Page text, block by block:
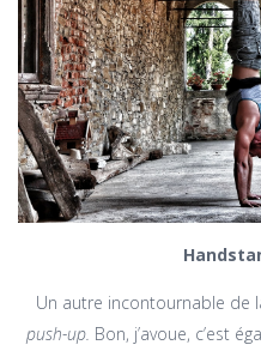
Un autre incontournable de
push-up. Bon, j’avoue, c’est